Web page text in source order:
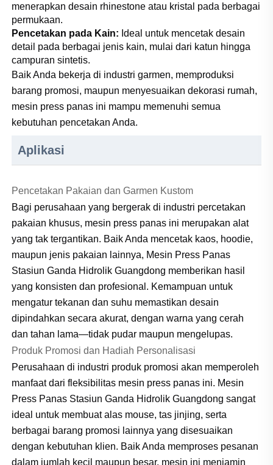
menerapkan desain rhinestone atau kristal pada berbagai
permukaan.
Pencetakan pada Kain: Ideal untuk mencetak desain
detail pada berbagai jenis kain, mulai dari katun hingga
campuran sintetis.
Baik Anda bekerja di industri garmen, memproduksi
barang promosi, maupun menyesuaikan dekorasi rumah,
mesin press panas ini mampu memenuhi semua
kebutuhan pencetakan Anda.
Aplikasi
Pencetakan Pakaian dan Garmen Kustom
Bagi perusahaan yang bergerak di industri percetakan
pakaian khusus, mesin press panas ini merupakan alat
yang tak tergantikan. Baik Anda mencetak kaos, hoodie,
maupun jenis pakaian lainnya, Mesin Press Panas
Stasiun Ganda Hidrolik Guangdong memberikan hasil
yang konsisten dan profesional. Kemampuan untuk
mengatur tekanan dan suhu memastikan desain
dipindahkan secara akurat, dengan warna yang cerah
dan tahan lama—tidak pudar maupun mengelupas.
Produk Promosi dan Hadiah Personalisasi
Perusahaan di industri produk promosi akan memperoleh
manfaat dari fleksibilitas mesin press panas ini. Mesin
Press Panas Stasiun Ganda Hidrolik Guangdong sangat
ideal untuk membuat alas mouse, tas jinjing, serta
berbagai barang promosi lainnya yang disesuaikan
dengan kebutuhan klien. Baik Anda memproses pesanan
dalam jumlah kecil maupun besar, mesin ini menjamin